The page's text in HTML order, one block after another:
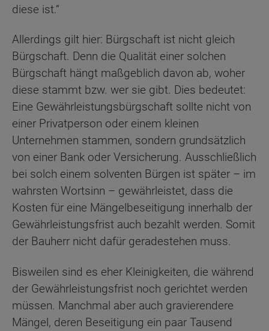
diese ist.“
Allerdings gilt hier: Bürgschaft ist nicht gleich
Bürgschaft. Denn die Qualität einer solchen
Bürgschaft hängt maßgeblich davon ab, woher
diese stammt bzw. wer sie gibt. Dies bedeutet:
Eine Gewährleistungsbürgschaft sollte nicht von
einer Privatperson oder einem kleinen
Unternehmen stammen, sondern grundsätzlich
von einer Bank oder Versicherung. Ausschließlich
bei solch einem solventen Bürgen ist später – im
wahrsten Wortsinn – gewährleistet, dass die
Kosten für eine Mängelbeseitigung innerhalb der
Gewährleistungsfrist auch bezahlt werden. Somit
der Bauherr nicht dafür geradestehen muss.
Bisweilen sind es eher Kleinigkeiten, die während
der Gewährleistungsfrist noch gerichtet werden
müssen. Manchmal aber auch gravierendere
Mängel, deren Beseitigung ein paar Tausend